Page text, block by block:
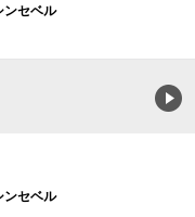
セベル
セベル